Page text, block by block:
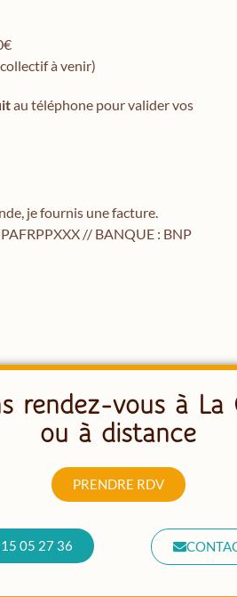
à venir)
au téléphone pour valider vos
je fournis une facture.
// BANQUE : BNP
rendez-vous à La
ou à distance
PRENDRE RDV
05 27 36